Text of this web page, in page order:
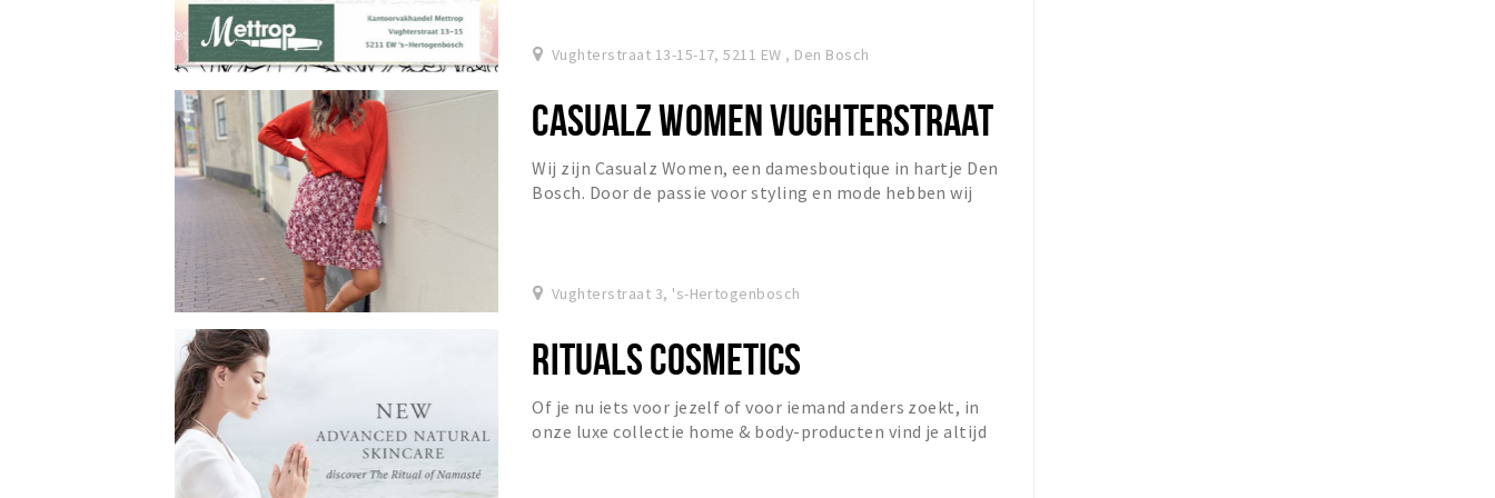
Vughterstraat 13-15-17, 5211 EW , Den Bosch
CASUALZ WOMEN VUGHTERSTRAAT
Wij zijn Casualz Women, een damesboutique in hartje Den
Bosch. Door de passie voor styling en mode hebben wij
Vughterstraat 3, 's-Hertogenbosch
RITUALS COSMETICS
Of je nu iets voor jezelf of voor iemand anders zoekt, in
onze luxe collectie home & body-producten vind je altijd